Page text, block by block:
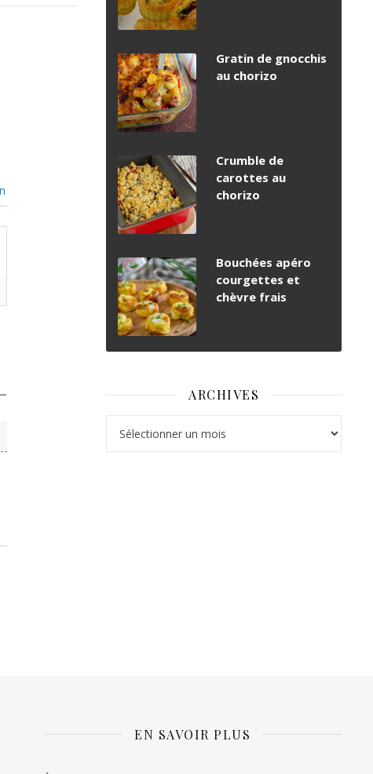
Gratin de gnocchis
au chorizo
Crumble de
carottes au
chorizo
Bouchées apéro
courgettes et
chèvre frais
ARCHIVES
EN SAVOIR PLUS